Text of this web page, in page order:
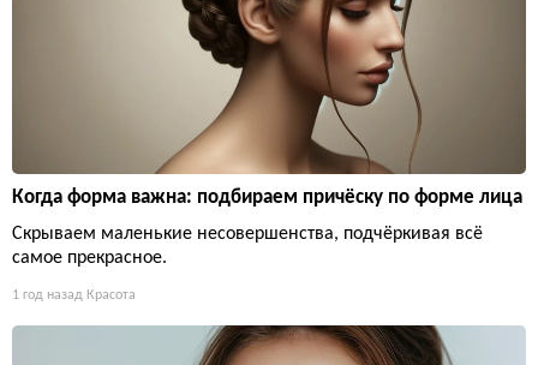
Когда форма важна: подбираем причёску по форме лица
Скрываем маленькие несовершенства, подчёркивая всё
самое прекрасное.
1 год назад Красота